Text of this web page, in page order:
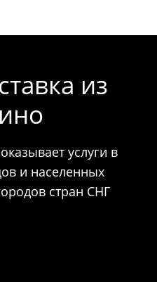
из
услуги в
и населенных
стран СНГ